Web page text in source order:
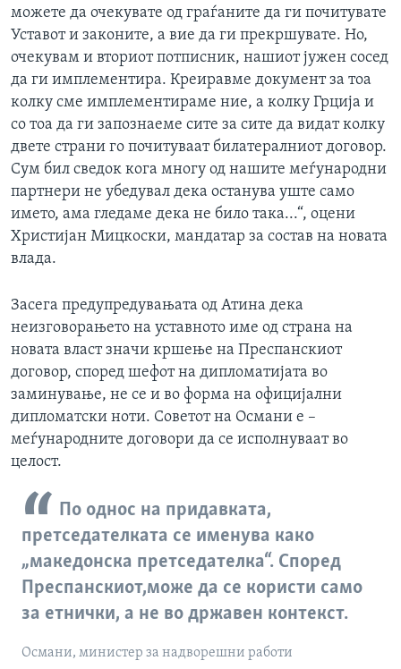
можете да очекувате од граѓаните да ги почитувате
Уставот и законите, а вие да ги прекршувате. Но,
очекувам и вториот потписник, нашиот јужен сосед
да ги имплементира. Креиравме документ за тоа
колку сме имплементираме ние, а колку Грција и
со тоа да ги запознаеме сите за сите да видат колку
двете страни го почитуваат билатералниот договор.
Сум бил сведок кога многу од нашите меѓународни
партнери не убедувал дека останува уште само
името, ама гледаме дека не било така...“, оцени
Христијан Мицкоски, мандатар за состав на новата
влада.
Засега предупредувањата од Атина дека
неизговорањето на уставното име од страна на
новата власт значи кршење на Преспанскиот
договор, според шефот на дипломатијата во
заминување, не се и во форма на официјални
дипломатски ноти. Советот на Османи е –
меѓународните договори да се исполнуваат во
целост.
По однос на придавката,
претседателката се именува како
„македонска претседателка“. Според
Преспанскиот,може да се користи само
за етнички, а не во државен контекст.
Османи, министер за надворешни работи